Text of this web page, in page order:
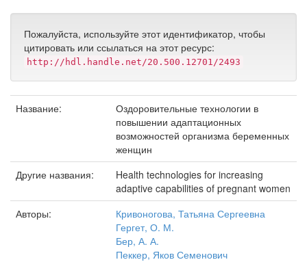
Пожалуйста, используйте этот идентификатор, чтобы
цитировать или ссылаться на этот ресурс:
http://hdl.handle.net/20.500.12701/2493
Название:
Оздоровительные технологии в
повышении адаптационных
возможностей организма беременных
женщин
Другие названия:
Health technologies for increasing
adaptive capabilities of pregnant women
Авторы:
Кривоногова, Татьяна Сергеевна
Гергет, О. М.
Бер, А. А.
Пеккер, Яков Семенович